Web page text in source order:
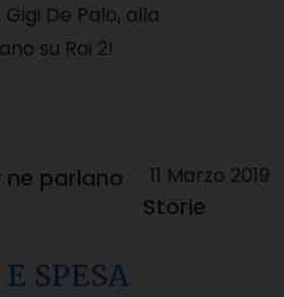
De Palo, alla
su Rai 2!
11 Marzo 2019
ne parlano
Storie
SPESA